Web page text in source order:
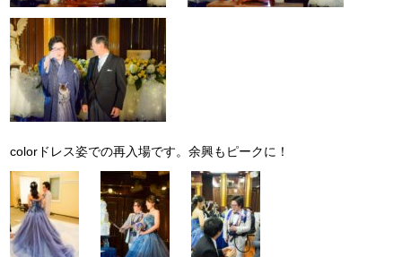
colorドレス姿での再入場です。余興もピークに！